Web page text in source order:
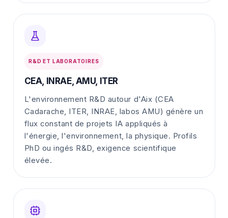
R&D ET LABORATOIRES
CEA, INRAE, AMU, ITER
L'environnement R&D autour d'Aix (CEA
Cadarache, ITER, INRAE, labos AMU) génère un
flux constant de projets IA appliqués à
l'énergie, l'environnement, la physique. Profils
PhD ou ingés R&D, exigence scientifique
élevée.